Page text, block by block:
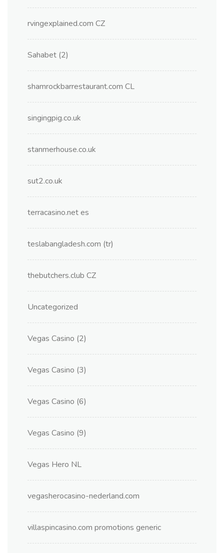
rvingexplained.com CZ
Sahabet (2)
shamrockbarrestaurant.com CL
singingpig.co.uk
stanmerhouse.co.uk
sut2.co.uk
terracasino.net es
teslabangladesh.com (tr)
thebutchers.club CZ
Uncategorized
Vegas Casino (2)
Vegas Casino (3)
Vegas Casino (6)
Vegas Casino (9)
Vegas Hero NL
vegasherocasino-nederland.com
villaspincasino.com promotions generic